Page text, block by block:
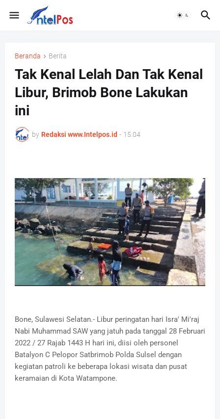
Beranda Berita
Tak Kenal Lelah Dan Tak Kenal
Libur, Brimob Bone Lakukan
ini
by Redaksi www.Intelpos.id - 15.04
Bone, Sulawesi Selatan.- Libur peringatan hari Isra' Mi'raj
Nabi Muhammad SAW yang jatuh pada tanggal 28 Februari
2022 / 27 Rajab 1443 H hari ini, diisi oleh personel
Batalyon C Pelopor Satbrimob Polda Sulsel dengan
kegiatan patroli ke beberapa lokasi wisata dan pusat
keramaian di Kota Watampone.